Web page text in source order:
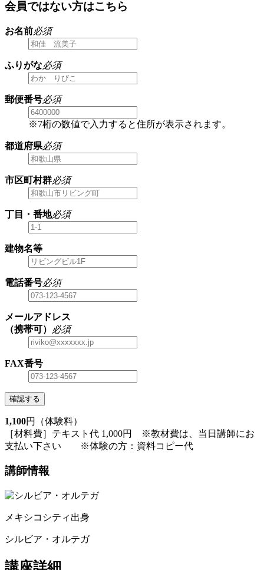
会員ではない方はこちら
お名前必須
ふりがな必須
郵便番号必須
※7桁の数値で入力すると住所が表示されます。
都道府県必須
市区町村群必須
丁目・番地必須
建物名等
電話番号必須
メールアドレス
（携帯可）
必須
FAX番号
確認する
1,100円（体験料）
［材料費］テキスト代 1,000円 ※教材費は、当日講師にお
支払い下さい ※体験の方：資料コピー代
講師情報
メキシコシティ出身
シルビア・オルテガ